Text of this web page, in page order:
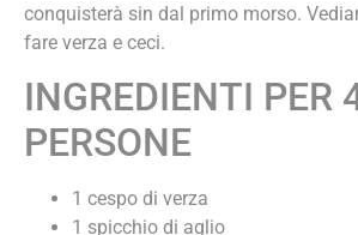
conquisterà sin dal primo morso.
fare verza e ceci.
INGREDIENTI PER
PERSONE
1 cespo di verza
1 spicchio di aglio